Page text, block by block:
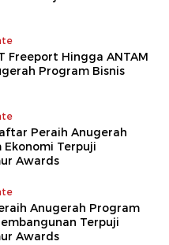
Freeport Hingga ANTAM
Program Bisnis
Peraih Anugerah
Ekonomi Terpuji
Awards
Anugerah Program
Terpuji
Awards